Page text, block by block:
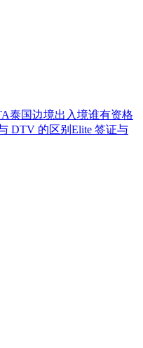
泰国边境出入境谁有资格
DTV 的区别 Elite 签证与